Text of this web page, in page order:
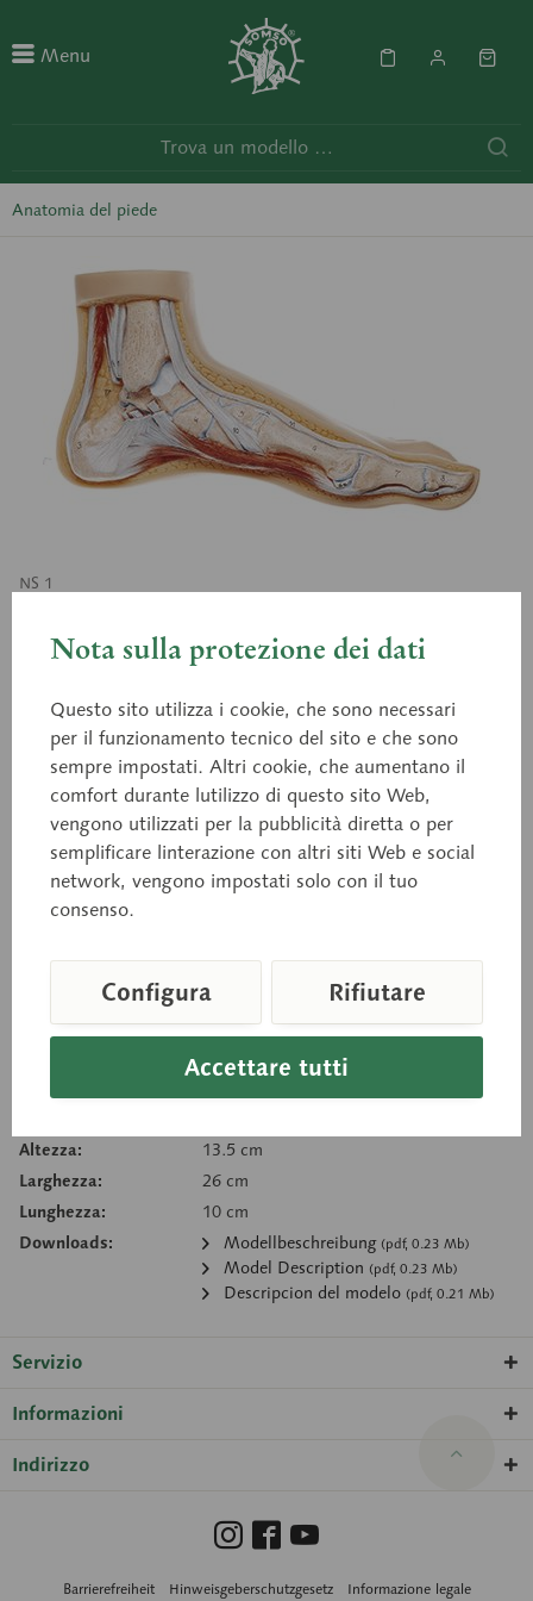
Menu
Anatomia del piede
NS 1
Il modello, realizzato in SOMSO-PLAST®, riproduce
in grandezza naturale l'anatomia del piede con un
segmento de terzo inferiore.
Prezzo su richiesta
Tempi di consegna su richiesta
Ricorda Consiglia
Altezza:
13.5 cm
Larghezza:
26 cm
Lunghezza:
10 cm
Downloads:
Modellbeschreibung (pdf, 0.23 Mb)
Model Description (pdf, 0.23 Mb)
Descripcion del modelo (pdf, 0.21 Mb)
Servizio
Informazioni
Indirizzo
Barrierefreiheit Hinweisgeberschutzgesetz
Informazione legale
Nota sulla protezione dei dati
Questo sito utilizza i cookie, che sono necessari
per il funzionamento tecnico del sito e che sono
sempre impostati. Altri cookie, che aumentano il
comfort durante lutilizzo di questo sito Web,
vengono utilizzati per la pubblicità diretta o per
semplificare linterazione con altri siti Web e social
network, vengono impostati solo con il tuo
consenso.
Accettare tutti
Configura Rifiutare